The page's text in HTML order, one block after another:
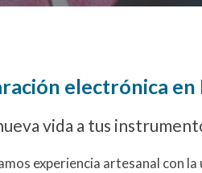
electrónica
vida a tus
experiencia artesanal con la